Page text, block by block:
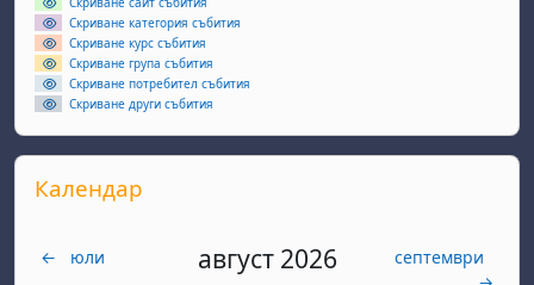
Скриване категория събития
Скриване курс събития
Скриване група събития
Скриване потребител събития
Скриване други събития
Прескочи Календар
Календар
← юли август 2026
септември